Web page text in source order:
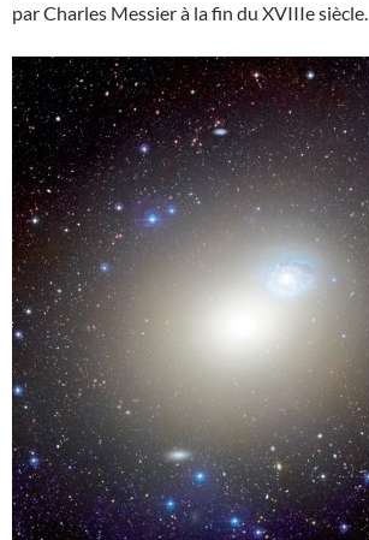
par Charles Messier à la fin du XVIIIe siècle.